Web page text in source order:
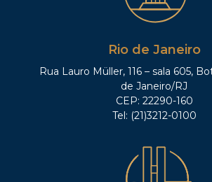
Rio de Janeiro
Rua Lauro Müller, 116 – sala 605,
de Janeiro/RJ
CEP: 22290-160
Tel: (21)3212-0100